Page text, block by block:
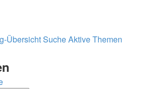
ÜbersichtSucheAktive Themen